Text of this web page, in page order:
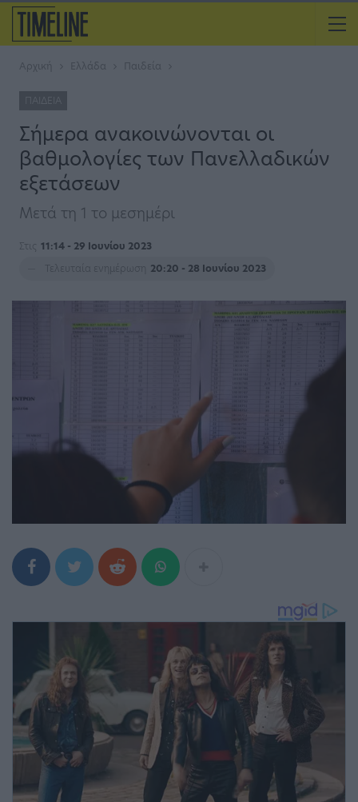
Αρχική Ελλάδα Παιδεία
ΠΑΙΔΕΊΑ
Σήμερα ανακοινώνονται οι
βαθμολογίες των Πανελλαδικών
εξετάσεων
Μετά τη 1 το μεσημέρι
Στις 11:14 - 29 Ιουνίου 2023
Τελευταία ενημέρωση
20:20 - 28 Ιουνίου 2023